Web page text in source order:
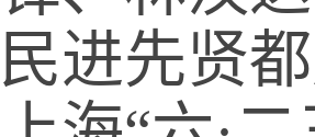
民进先贤